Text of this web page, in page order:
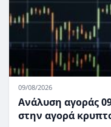
09/08/2026
Ανάλυση αγοράς
στην αγορά